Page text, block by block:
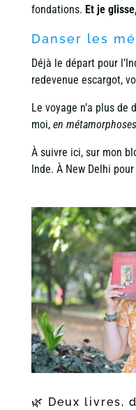
fondations. Et je
Danser les
Déjà le départ pour
redevenue escargot,
Le voyage n’a plus
moi,en
À suivre ici, sur mon
Inde. À New Delhi pour
🌿 Deux livres,